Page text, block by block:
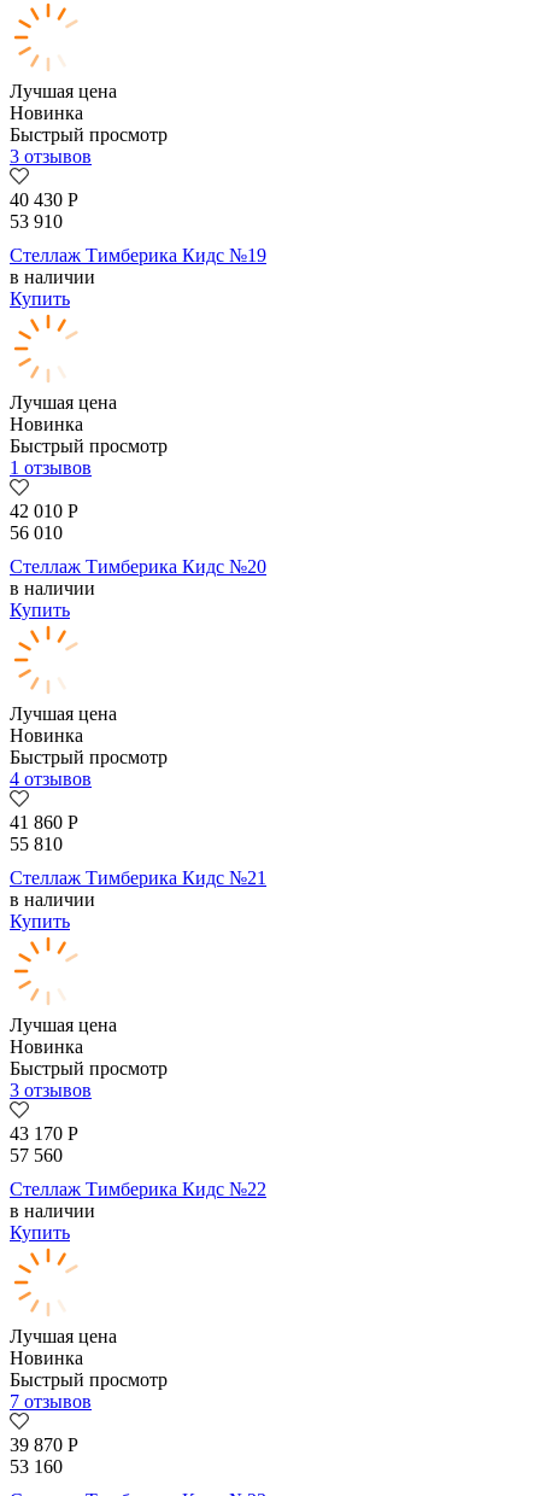
Лучшая цена
Новинка
Быстрый просмотр
3 отзывов
40 430 Р
53 910
Стеллаж Тимберика Кидс №19
в наличии
Купить
Лучшая цена
Новинка
Быстрый просмотр
1 отзывов
42 010 Р
56 010
Стеллаж Тимберика Кидс №20
в наличии
Купить
Лучшая цена
Новинка
Быстрый просмотр
4 отзывов
41 860 Р
55 810
Стеллаж Тимберика Кидс №21
в наличии
Купить
Лучшая цена
Новинка
Быстрый просмотр
3 отзывов
43 170 Р
57 560
Стеллаж Тимберика Кидс №22
в наличии
Купить
Лучшая цена
Новинка
Быстрый просмотр
7 отзывов
39 870 Р
53 160